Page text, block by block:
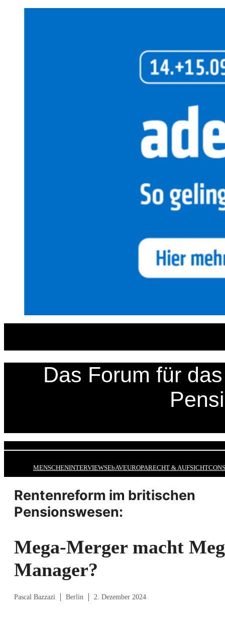
Das Forum für
MENSCHENINTERVIEWSEbAVEUROPARECHT & AUFSICHT
Rentenreform im britischen
Pensionswesen:
Mega-Merger macht
Manager?
Pascal Bazzazi Berlin 2. Dezember 2024